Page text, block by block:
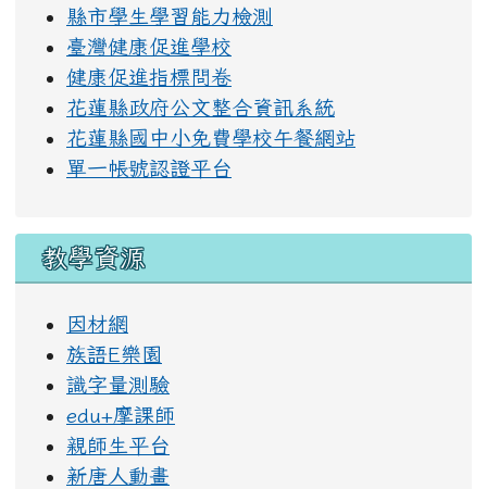
縣市學生學習能力檢測
臺灣健康促進學校
健康促進指標問卷
花蓮縣政府公文整合資訊系統
花蓮縣國中小免費學校午餐網站
單一帳號認證平台
教學資源
因材網
族語E樂園
識字量測驗
edu+摩課師
親師生平台
新唐人動畫